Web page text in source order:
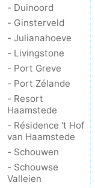
- Duinoord
- Ginsterveld
- Julianahoeve
- Livingstone
- Port Greve
- Port Zélande
- Resort
Haamstede
- Résidence 't Hof
van Haamstede
- Schouwen
- Schouwse
Valleien